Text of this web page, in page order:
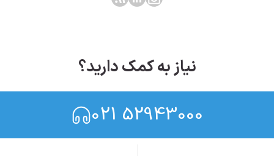
نیاز به کمک دارید؟
021 52943000